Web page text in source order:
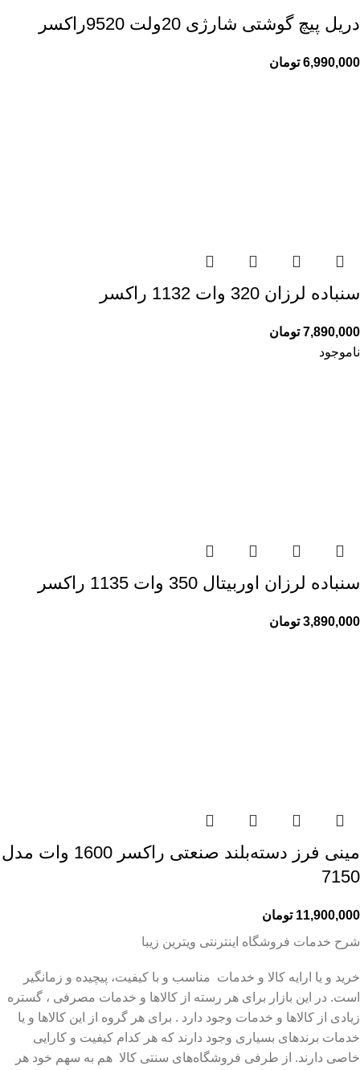
دریل پیچ گوشتی شارژی 20ولت 9520راکسر
6,990,000 تومان
سنباده لرزان 320 وات 1132 راکسر
7,890,000 تومان
ناموجود
سنباده لرزان اوربیتال 350 وات 1135 راکسر
3,890,000 تومان
مینی فرز دسته‌بلند صنعتی راکسر 1600 وات مدل
7150
11,900,000 تومان
شرح خدمات فروشگاه اینترنتی ویترین زیبا
خرید و یا ارایه کالا و خدمات مناسب و با کیفیت، پیچیده و زمانگیر
است. در این بازار برای هر رسته از کالاها و خدمات مصرفی ، گستره
زیادی از کالاها و خدمات وجود دارد . برای هر گروه از این کالاها و یا
خدمات برندهای بسیاری وجود دارند که هر کدام کیفیت و کارایی
خاصی دارند. از طرفی فروشگاه‌های سنتی کالا هم به سهم خود هر